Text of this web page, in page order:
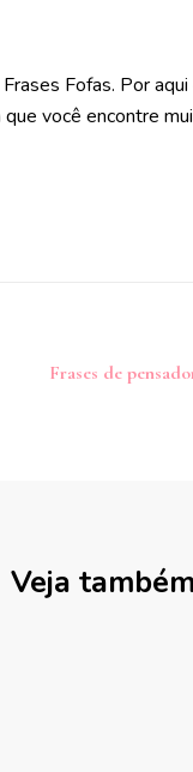
Fofas. Por
você encontre
Frases de
Veja também